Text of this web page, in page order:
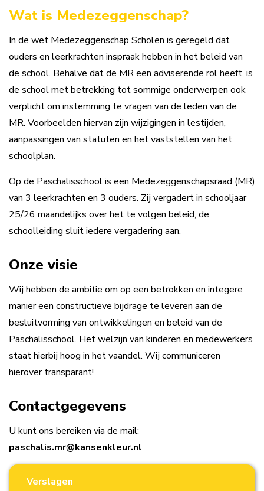
Wat is Medezeggenschap?
In de wet Medezeggenschap Scholen is geregeld dat
ouders en leerkrachten inspraak hebben in het beleid van
de school. Behalve dat de MR een adviserende rol heeft, is
de school met betrekking tot sommige onderwerpen ook
verplicht om instemming te vragen van de leden van de
MR. Voorbeelden hiervan zijn wijzigingen in lestijden,
aanpassingen van statuten en het vaststellen van het
schoolplan.
Op de Paschalisschool is een Medezeggenschapsraad (MR)
van 3 leerkrachten en 3 ouders. Zij vergadert in schooljaar
25/26 maandelijks over het te volgen beleid, de
schoolleiding sluit iedere vergadering aan.
Onze visie
Wij hebben de ambitie om op een betrokken en integere
manier een constructieve bijdrage te leveren aan de
besluitvorming van ontwikkelingen en beleid van de
Paschalisschool. Het welzijn van kinderen en medewerkers
staat hierbij hoog in het vaandel. Wij communiceren
hierover transparant!
Contactgegevens
U kunt ons bereiken via de mail:
paschalis.mr@kansenkleur.nl
Verslagen